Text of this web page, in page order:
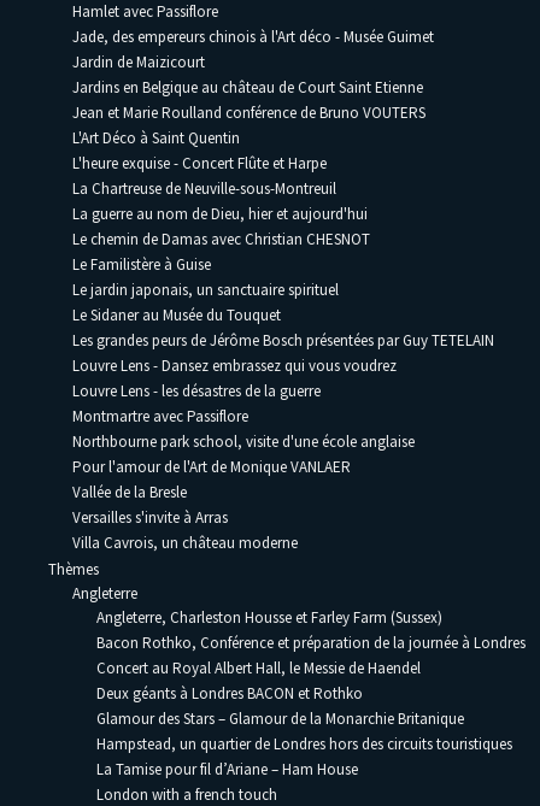
Hamlet avec Passiflore
Jade, des empereurs chinois à l'Art déco - Musée Guimet
Jardin de Maizicourt
Jardins en Belgique au château de Court Saint Etienne
Jean et Marie Roulland conférence de Bruno VOUTERS
L'Art Déco à Saint Quentin
L'heure exquise - Concert Flûte et Harpe
La Chartreuse de Neuville-sous-Montreuil
La guerre au nom de Dieu, hier et aujourd'hui
Le chemin de Damas avec Christian CHESNOT
Le Familistère à Guise
Le jardin japonais, un sanctuaire spirituel
Le Sidaner au Musée du Touquet
Les grandes peurs de Jérôme Bosch présentées par Guy TETELAIN
Louvre Lens - Dansez embrassez qui vous voudrez
Louvre Lens - les désastres de la guerre
Montmartre avec Passiflore
Northbourne park school, visite d'une école anglaise
Pour l'amour de l'Art de Monique VANLAER
Vallée de la Bresle
Versailles s'invite à Arras
Villa Cavrois, un château moderne
Thèmes
Angleterre
Angleterre, Charleston Housse et Farley Farm (Sussex)
Bacon Rothko, Conférence et préparation de la journée à Londres
Concert au Royal Albert Hall, le Messie de Haendel
Deux géants à Londres BACON et Rothko
Glamour des Stars – Glamour de la Monarchie Britanique
Hampstead, un quartier de Londres hors des circuits touristiques
La Tamise pour fil d’Ariane – Ham House
London with a french touch